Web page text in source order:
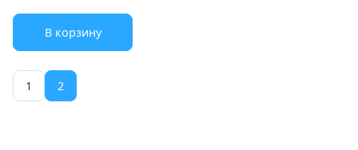
В корзину
1 2